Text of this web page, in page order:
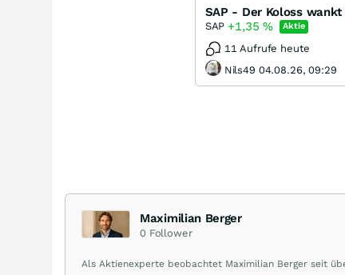
SAP - Der Koloss wankt
SAP +1,35% Aktie
11 Aufrufe heute
Nils49 04.08.26, 09:29
Maximilian Berger
0 Follower
Als Aktienexperte beobachtet Maximilian Berger seit